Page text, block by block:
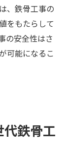
、鉄骨工事の
をもたらして
の安全性はさ
可能になるこ
鉄骨工